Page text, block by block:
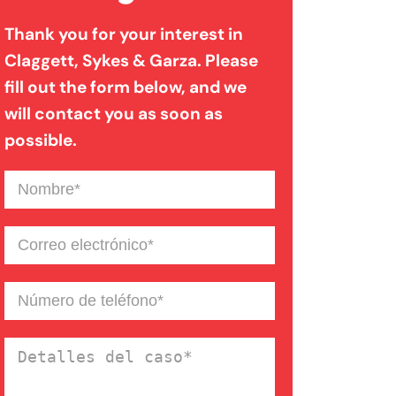
Lesiones personales
Lesión de nacimiento
Muerte Injusta
Negligencia Médica
Responsabilidad de las
Thank you for your interest in
Claggett, Sykes & Garza. Please
fill out the form below, and we
will contact you as soon as
possible.
Nombre(Required)
Correo
electrónico(Required)
Número
de
teléfono(Required)
Detalles